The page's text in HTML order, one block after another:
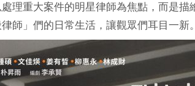
理重大案件的明星律師為焦點，而是描
師」們的日常生活，讓觀眾們耳目一新。